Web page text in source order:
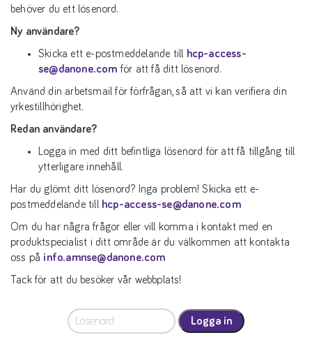
behöver du ett lösenord.
Ny användare?
Skicka ett e-postmeddelande till
hcp-access-
se@danone.com för att få ditt lösenord.
Använd din arbetsmail för förfrågan, så att vi kan verifiera din
yrkestillhörighet.
Redan användare?
Logga in med ditt befintliga lösenord för att få tillgång till
ytterligare innehåll.
Har du glömt ditt lösenord? Inga problem! Skicka ett e-
postmeddelande till
hcp-access-se@danone.com
Om du har några frågor eller vill komma i kontakt med en
produktspecialist i ditt område är du välkommen att kontakta
oss på info.amnse@danone.com
Tack för att du besöker vår webbplats!
Logga in